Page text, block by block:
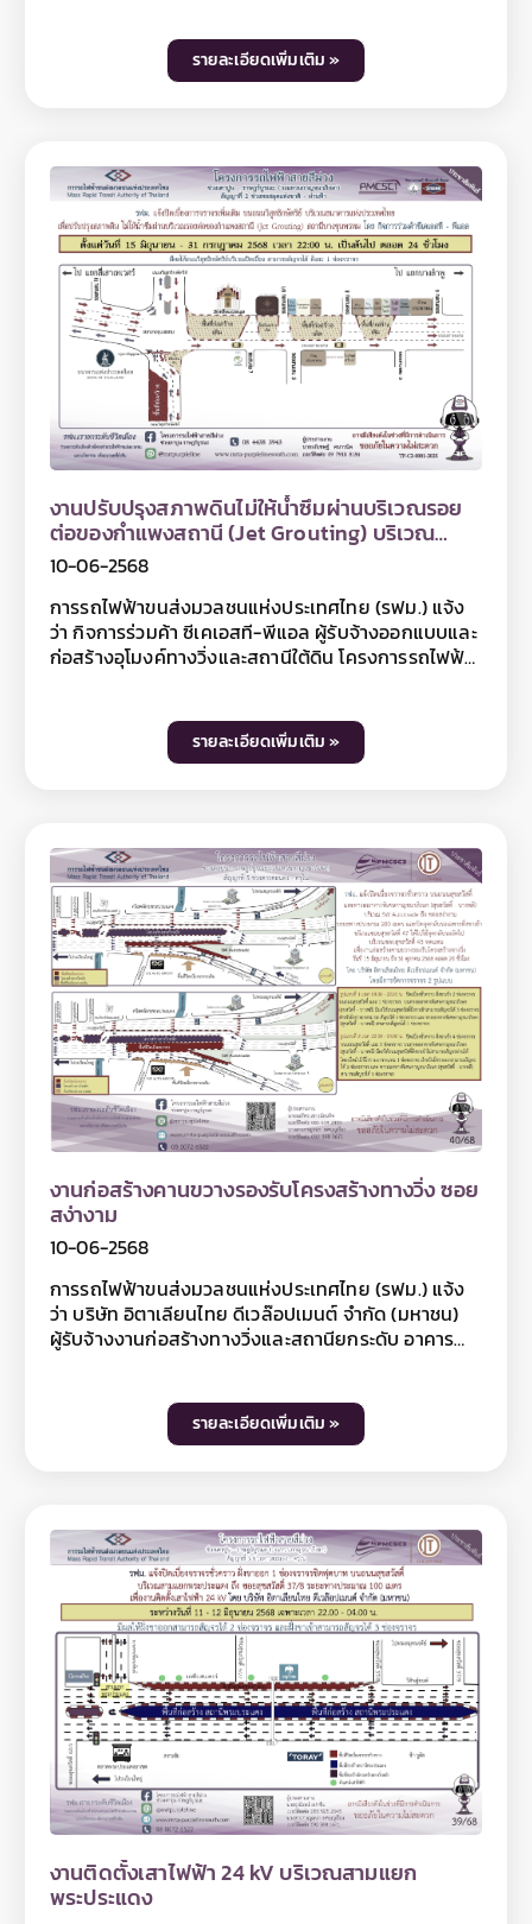
ภิเษก) สัญญาที่ 5 ช่วงดาวคะนอง - ครุใน มีความจำเป็น
ต้องปิดเบี่ยงจราจรชั่วคราว ฝั่งขาเข้า 2 ช่องจราจร บน
ให้ช่องจราจรฝั่งขาเข้าสามารถสัญจรได้ 3 ช่องจราจร
และฝั่งขาออกสามารถสัญจรได้ 5 ช่องจราจร ทั้งนี้ การ
ปิดเบี่ยงจราจรเพื่อดำเนินงานดังกล่าว อาจทำให้ผู้ใช้เส้น
ทางไม่ได้รับความสะดวกในการเดินทางและอาจมีเสียงดัง
รบกวนพื้นที่บริเวณใกล้เคียงในวันเวลาดังกล่าว ดังนั้น
หากไม่มีความจำเป็นโปรดหลีกเลี่ยงเส้นทาง และ รฟม.
ต้องขออภัยมา ณ โอกาสนี้ โดยผู้ใช้เส้นทางสามารถ
สอบถามรายละเอียดการปิดเบี่ยงจราจรได้ที่หมายเลข
08 0072 6522 และติดตามข้อมูลโครงการฯ ได้ที่เว็บไซต์
www.mrta-purplelinesouth.com Facebook
โครงการรถไฟฟ้าสายสีม่วง ช่วงเตาปูน – ราษฎร์บูรณะ
และ Line @mrtpurpleline
รายละเอียดเพิ่มเติม »
งานปรับปรุงสภาพดินไม่ให้น้ำซึมผ่านบริเวณรอย
ต่อของกำแพงสถานี (Jet Grouting) บริเวณ
สถานีบางขุนพรหม
10-06-2568
การรถไฟฟ้าขนส่งมวลชนแห่งประเทศไทย (รฟม.) แจ้ง
ว่า กิจการร่วมค้า ซีเคเอสที-พีแอล ผู้รับจ้างออกแบบและ
ก่อสร้างอุโมงค์ทางวิ่งและสถานีใต้ดิน โครงการรถไฟฟ้า
ความจำเป็นต้องปิดเบี่ยงจราจรเพิ่มเติม บนถนนวิสุทธิ
กษัตริย์ บริเวณธนาคารแห่งประเทศไทย เพื่อปรับปรุง
ไป ตลอด 24 ชั่วโมง มีผลให้บนถนนวิสุทธิกษัตริย์ บริเวณ
ปิดเบี่ยง สามารถสัญจรได้ ฝั่งละ 1 ช่องจราจร ทั้งนี้
ประชาชนสามารถเข้า-ออกที่พักอาศัยได้ตามปกติ ทั้งนี้
การปิดเบี่ยงจราจรเพื่อดำเนินงานดังกล่าว อาจทำให้ผู้ใช้
เส้นทางไม่ได้รับความสะดวกในการเดินทางและอาจมี
เสียงดังรบกวนพื้นที่บริเวณใกล้เคียงในวันเวลาดังกล่าว
ดังนั้น หากไม่มีความจำเป็น โปรดหลีกเลี่ยงเส้นทาง และ
รฟม. ต้องขออภัยมา ณ โอกาสนี้ โดยผู้ใช้เส้นทาง
สามารถสอบถามรายละเอียดการเบี่ยงจราจรได้ที่
หมายเลข 06 5928 0597 และติดตามข้อมูลโครงการฯ
ได้ที่เว็บไซต์ www.mrta-purplelinesouth.com
Facebook โครงการรถไฟฟ้าสายสีม่วง ช่วงเตาปูน -
ราษฎร์บูรณะ และ Line @mrtpurpleline
รายละเอียดเพิ่มเติม »
งานก่อสร้างคานขวางรองรับโครงสร้างทางวิ่ง ซอย
สง่างาม
10-06-2568
การรถไฟฟ้าขนส่งมวลชนแห่งประเทศไทย (รฟม.) แจ้ง
ว่า บริษัท อิตาเลียนไทย ดีเวล๊อปเมนต์ จำกัด (มหาชน)
ผู้รับจ้างงานก่อสร้างทางวิ่งและสถานียกระดับ อาคาร
ภิเษก) สัญญาที่ 5 ช่วงดาวคะนอง - ครุใน มีความจำเป็น
ต้องปิดเบี่ยงจราจรชั่วคราว บนถนนสุขสวัสดิ์ และ
บริเวณซอยสุขสวัสดิ์ 47 โดยให้ไปใช้จุดกลับรถถัดไป
บริเวณซอยสุขสวัสดิ์ 43 ทดแทน เพื่อดำเนินงานก่อสร้าง
คานขวางรองรับโครงสร้างทางวิ่ง ระหว่างวันที่ 15
มิถุนายน - 31 ตุลาคม 2568 ตลอด 24 ชั่วโมง โดยมีการ
จัดการจราจร 2 รูปแบบ ดังนี้ - รูปแบบที่ 1 เวลา 04.00 -
22.00 น. ปิดเบี่ยงชั่วคราว ฝั่งขาเข้า 2 ช่องจราจร บน
ถนนสุขสวัสดิ์ และ 1 ช่องจราจร บนทางออกทางพิเศษ
กาญจนาภิเษก (สุขสวัสดิ์ - บางพลี) มีผลให้ถนน
สุขสวัสดิ์ฝั่งขาเข้าสามารถสัญจรได้ 3 ช่องจราจร และ
ทางออกทางพิเศษกาญจนาภิเษก (สุขสวัสดิ์ - บางพลี)
สามารถสัญจรได้ 1 ช่องจราจร - รูปแบบที่ 2 เวลา 22.00
- 04.00 น. ปิดเบี่ยงชั่วคราว ฝั่งขาเข้า 4 ช่องจราจร บน
ถนนสุขสวัสดิ์ และ 1 ช่องจราจร บนทางออกทางพิเศษ
กาญจนาภิเษก (สุขสวัสดิ์ - บางพลี) มีผลให้ถนน
สุขสวัสดิ์ฝั่งขาเข้าไม่สามารถสัญจรผ่านได้ โดยให้เบี่ยง
ไปใช้ฝั่งขาออกทดแทน 1 ช่องจราจร และทางออกทาง
รายละเอียดเพิ่มเติม »
งานติดตั้งเสาไฟฟ้า 24 kV บริเวณสามแยก
พระประแดง